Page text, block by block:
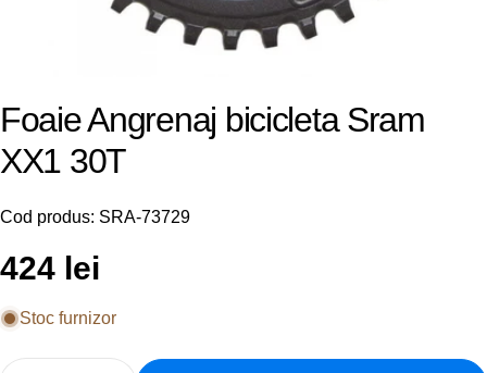
Foaie Angrenaj bicicleta Sram
XX1 30T
Cod produs: SRA-73729
Preț
obișnuit
424 lei
Stoc furnizor